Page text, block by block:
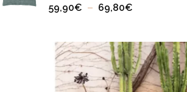
59,90€ – 69,80€